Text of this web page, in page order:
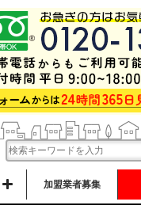
加盟業者募集